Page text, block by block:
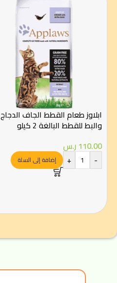
ابلاوز طعام القطط الجاف الدجاج
والبط للقطط البالغة 2 كيلو
110.00 ر.س
-
+ إضافة إلى السلة